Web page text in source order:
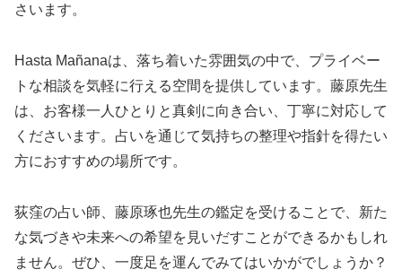
さいます。
Hasta Mañanaは、落ち着いた雰囲気の中で、プライベー
トな相談を気軽に行える空間を提供しています。藤原先生
は、お客様一人ひとりと真剣に向き合い、丁寧に対応して
くださいます。占いを通じて気持ちの整理や指針を得たい
方におすすめの場所です。
荻窪の占い師、藤原琢也先生の鑑定を受けることで、新た
な気づきや未来への希望を見いだすことができるかもしれ
ません。ぜひ、一度足を運んでみてはいかがでしょうか？